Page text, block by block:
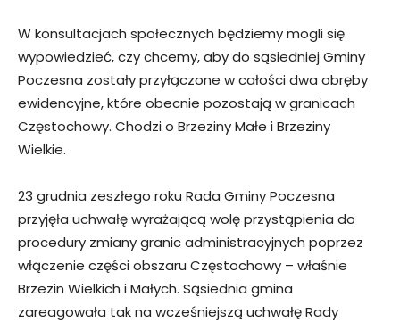
W konsultacjach społecznych będziemy mogli się
wypowiedzieć, czy chcemy, aby do sąsiedniej Gminy
Poczesna zostały przyłączone w całości dwa obręby
ewidencyjne, które obecnie pozostają w granicach
Częstochowy. Chodzi o Brzeziny Małe i Brzeziny
Wielkie.
23 grudnia zeszłego roku Rada Gminy Poczesna
przyjęła uchwałę wyrażającą wolę przystąpienia do
procedury zmiany granic administracyjnych poprzez
włączenie części obszaru Częstochowy – właśnie
Brzezin Wielkich i Małych. Sąsiednia gmina
zareagowała tak na wcześniejszą uchwałę Rady